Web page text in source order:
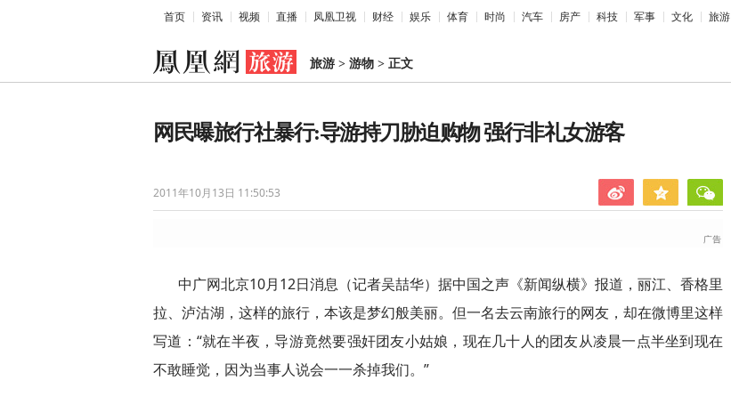
首页 资讯 视频 直播 凤凰卫视 财经 娱乐 体育 时尚 汽车 房产 科技 军事 文化 旅游
旅游 > 游物 > 正文
网民曝旅行社暴行:导游持刀胁迫购物 强行非礼女游客
2011年10月13日 11:50:53
中广网北京10月12日消息（记者吴喆华）据中国之声《新闻纵横》报道，丽江、香格里
拉、泸沽湖，这样的旅行，本该是梦幻般美丽。但一名去云南旅行的网友，却在微博里这样
写道：“就在半夜，导游竟然要强奸团友小姑娘，现在几十人的团友从凌晨一点半坐到现在
不敢睡觉，因为当事人说会一一杀掉我们。”